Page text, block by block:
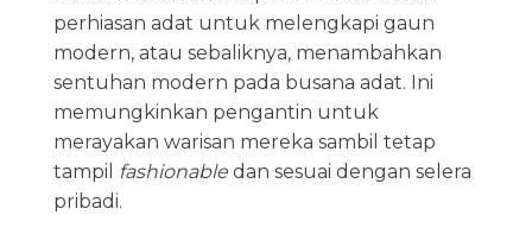
perhiasan adat untuk melengkapi gaun
modern, atau sebaliknya, menambahkan
sentuhan modern pada busana adat. Ini
memungkinkan pengantin untuk
merayakan warisan mereka sambil tetap
tampil
fashionabledan sesuai dengan selera
pribadi.